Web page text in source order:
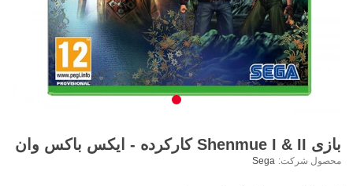
بازی Shenmue I & II کارکرده - ایکس باکس وان
محصول شرکت: Sega